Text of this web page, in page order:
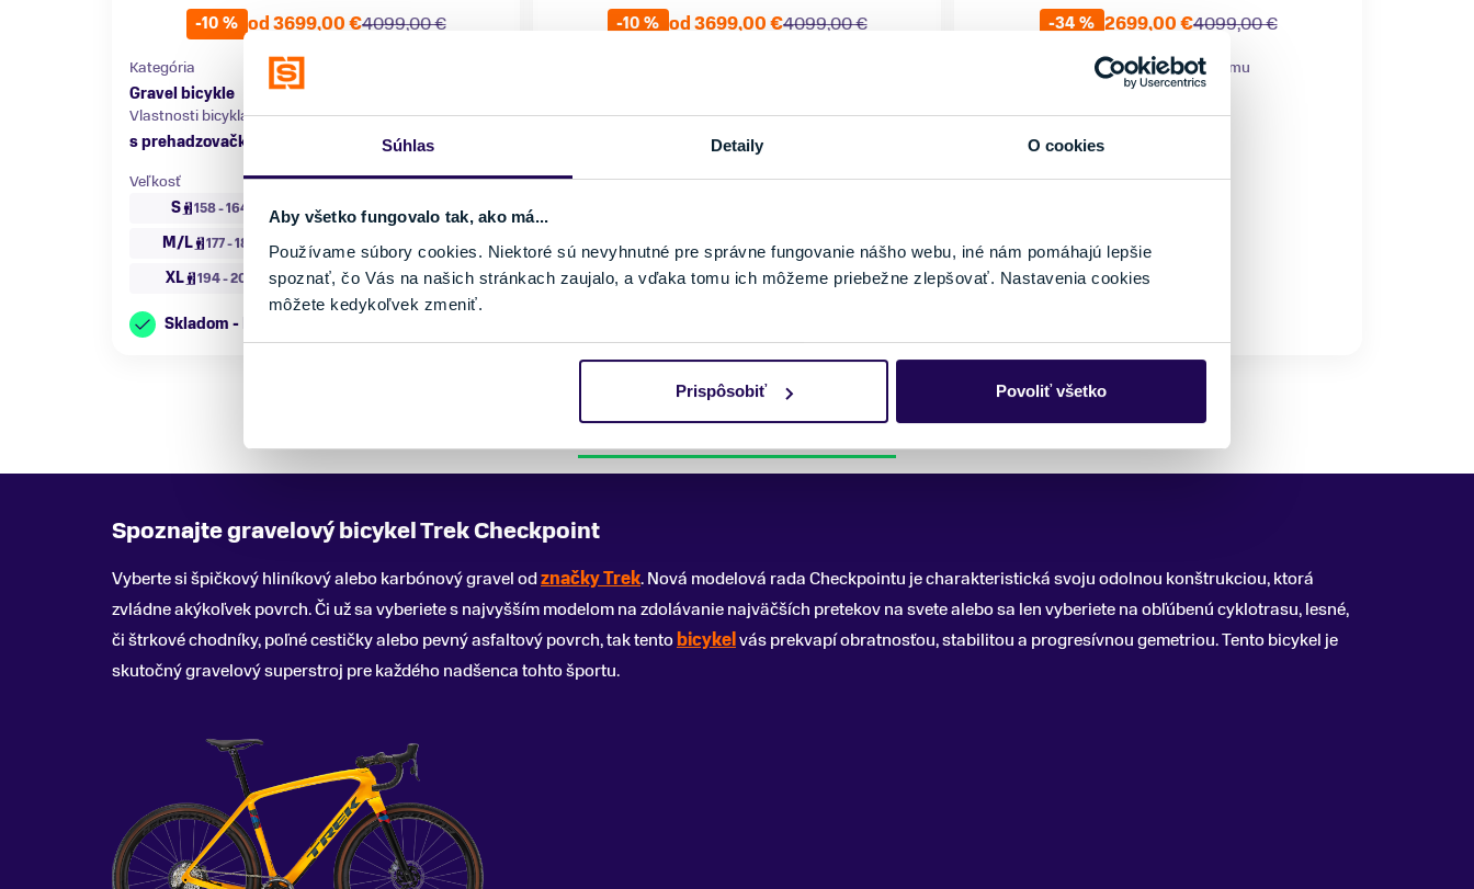
Súhlas Detaily O cookies
Aby všetko fungovalo tak, ako má...
Používame súbory cookies. Niektoré sú nevyhnutné pre správne fungovanie nášho webu, iné nám pomáhajú lepšie
spoznať, čo Vás na našich stránkach zaujalo, a vďaka tomu ich môžeme priebežne zlepšovať. Nastavenia cookies
môžete kedykoľvek zmeniť.
Prispôsobiť Povoliť všetko
-10 %
4099,00 €
od 3699,00 €
Kategória
Gravel bicykle
Vlastnosti bicykla
s prehadzovačkou
Nosnosť
Veľkosť
S
158 - 164 cm M 164 - 177 cm
M/L 177 - 188 cm 188 - 194 cm
XL 194 - 203 cm
Skladom - Ihneď k odberu
-10 %
4099,00 €
od 3699,00 €
Vlastnosti bicykla
Nosnosť
do 150 kg
164 - 177 cm M/L 177 - 188 cm
L 188 - 194 cm XL 194 - 203 cm
-34 %
4099,00 €
2699,00 €
Materiál rámu
Karbón
Veľkosť
M
164 - 177 cm
Pozreli ste si 6 z 6 produktov.
Spoznajte gravelový bicykel Trek Checkpoint
Vyberte si špičkový hliníkový alebo karbónový gravel odznačky Trek. Nová modelová rada Checkpointu je charakteristická svoju odolnou konštrukciou, ktorá
zvládne akýkoľvek povrch. Či už sa vyberiete s najvyšším modelom na zdolávanie najväčších pretekov na svete alebo sa len vyberiete na obľúbenú cyklotrasu, lesné,
či štrkové chodníky, poľné cestičky alebo pevný asfaltový povrch, tak tentobicykelvás prekvapí obratnosťou, stabilitou a progresívnou gemetriou. Tento bicykel je
skutočný gravelový superstroj pre každého nadšenca tohto športu.